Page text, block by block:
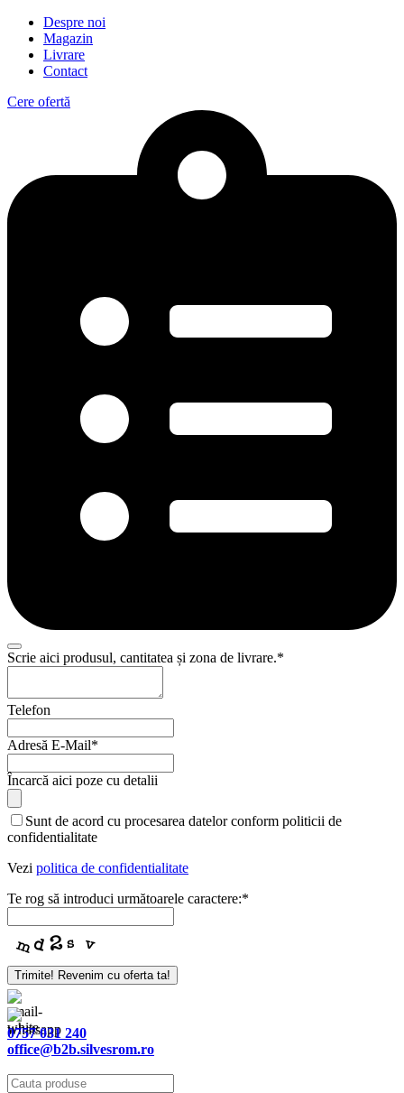
Despre noi
Magazin
Livrare
Contact
Cere ofertă
Scrie aici produsul, cantitatea și zona de livrare.*
Telefon
Adresă E-Mail*
Business
Email
Încarcă aici poze cu detalii
Sunt de acord cu procesarea datelor conform politicii de
confidentialitate
Vezi politica de confidentialitate
Te rog să introduci următoarele caractere:*
Trimite! Revenim cu oferta ta!
0757 031 240
office@b2b.silvesrom.ro